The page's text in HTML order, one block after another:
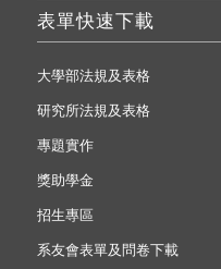
表單快速下載
大學部法規及表格
研究所法規及表格
專題實作
獎助學金
招生專區
系友會表單及問卷下載